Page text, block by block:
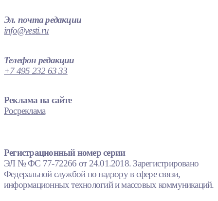
Эл. почта редакции
info@vesti.ru
Телефон редакции
+7 495 232 63 33
Реклама на сайте
Росреклама
Регистрационный номер серии
ЭЛ № ФС 77-72266 от 24.01.2018. Зарегистрировано
Федеральной службой по надзору в сфере связи,
информационных технологий и массовых коммуникаций.